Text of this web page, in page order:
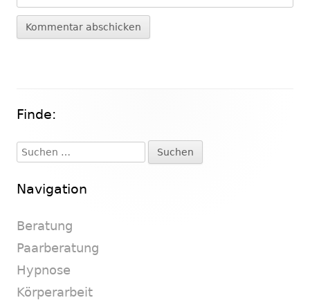
Haupt-
Seitenleiste
Finde:
Suchen
nach:
Navigation
Beratung
Paarberatung
Hypnose
Körperarbeit